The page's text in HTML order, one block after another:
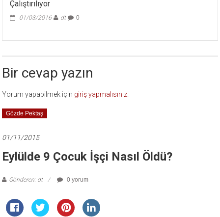
Çalıştırılıyor
01/03/2016 dt 0
Bir cevap yazın
Yorum yapabilmek için giriş yapmalısınız
Gözde Pektaş
01/11/2015
Eylülde 9 Çocuk İşçi Nasıl Öldü?
Gönderen: dt 0 yorum